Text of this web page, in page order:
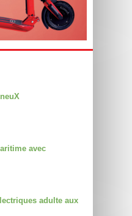
avec
adulte aux